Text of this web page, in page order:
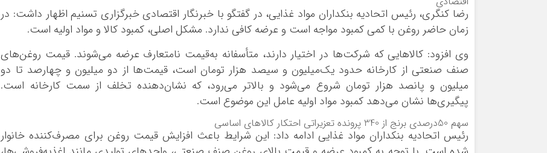
بلیط اتوبوس
رضا کنگری، رئیس اتحادیه بنکداران مواد غذایی، در گفتگو با خبرنگار اقتصادی خبرگزاری تسنیم اظهار داشت: در
زمان حاضر روغن با کمی کمبود مواجه است و عرضه کافی ندارد. مشکل اصلی، کمبود کالا و مواد اولیه است.
وی افزود: کالاهایی که شرکت‌ها در اختیار دارند، متأسفانه به‌قیمت نامتعارف عرضه می‌شوند. قیمت روغن‌های
صنف صنعتی از کارخانه حدود یک‌میلیون و سیصد هزار تومان است، قیمت‌ها از دو میلیون و چهارصد تا دو
میلیون و پانصد هزار تومان شروع می‌شود و بالاتر می‌رود، که نشان‌دهنده تخلف از سمت کارخانه است.
پیگیری‌ها نشان می‌دهد کمبود مواد اولیه عامل این موضوع است.
سهم 50درصدی برنج از 340 پرونده تعزیراتی احتکار کالاهای اساسی
رئیس اتحادیه بنکداران مواد غذایی ادامه داد: این شرایط باعث افزایش قیمت روغن برای مصرف‌کننده خانوار